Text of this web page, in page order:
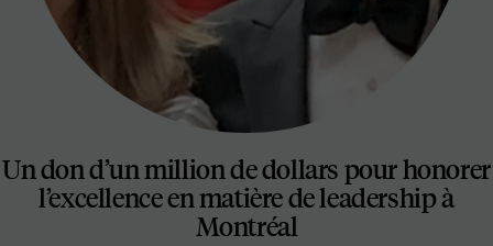
Un don d’un million de dollars pour honorer
l’excellence en matière de leadership à
Montréal